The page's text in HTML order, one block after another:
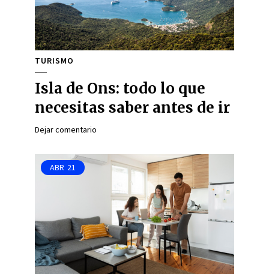
TURISMO
Isla de Ons: todo lo que
necesitas saber antes de ir
Dejar comentario
ABR 21